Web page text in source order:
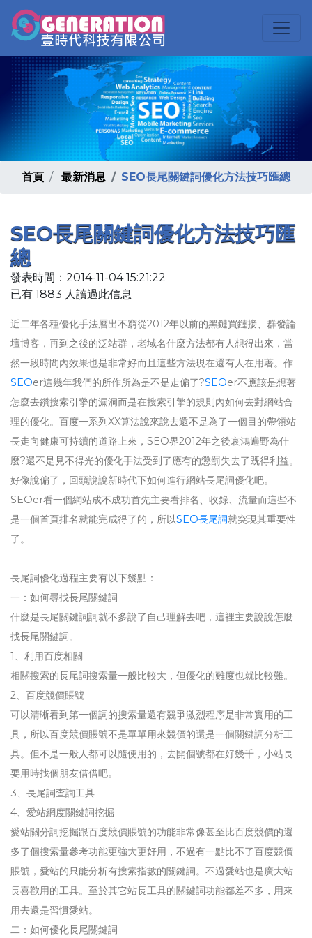
首頁 最新消息 SEO長尾關鍵詞優化方法技巧匯總
SEO長尾關鍵詞優化方法技巧匯
總
發表時間：2014-11-04 15:21:22
已有 1883 人讀過此信息
近二年各種優化手法層出不窮從2012年以前的黑鏈買鏈接、群發論
壇博客，再到之後的泛站群，老域名什麼方法都有人想得出來，當
然一段時間內效果也是非常好而且這些方法現在還有人在用著。作
SEOer這幾年我們的所作所為是不是走偏了?SEOer不應該是想著
怎麼去鑽搜索引擎的漏洞而是在搜索引擎的規則內如何去對網站合
理的優化。百度一系列XX算法說來說去還不是為了一個目的帶領站
長走向健康可持續的道路上來，SEO界2012年之後哀鴻遍野為什
麼?還不是見不得光的優化手法受到了應有的懲罰失去了既得利益。
好像說偏了，回頭說說新時代下如何進行網站長尾詞優化吧。
SEOer看一個網站成不成功首先主要看排名、收錄、流量而這些不
是一個首頁排名就能完成得了的，所以SEO長尾詞就突現其重要性
了。
長尾詞優化過程主要有以下幾點：
一：如何尋找長尾關鍵詞
什麼是長尾關鍵詞詞就不多說了自己理解去吧，這裡主要說說怎麼
找長尾關鍵詞。
1、利用百度相關
相關搜索的長尾詞搜索量一般比較大，但優化的難度也就比較難。
2、百度競價賬號
可以清晰看到第一個詞的搜索量還有競爭激烈程序是非常實用的工
具，所以百度競價賬號不是單單用來競價的還是一個關鍵詞分析工
具。但不是一般人都可以隨便用的，去開個號都在好幾千，小站長
要用時找個朋友借借吧。
3、長尾詞查詢工具
4、愛站網度關鍵詞挖掘
愛站關分詞挖掘跟百度競價賬號的功能非常像甚至比百度競價的還
多了個搜索量參考功能更強大更好用，不過有一點比不了百度競價
賬號，愛站的只能分析有搜索指數的關鍵詞。不過愛站也是廣大站
長喜歡用的工具。至於其它站長工具的關鍵詞功能都差不多，用來
用去還是習慣愛站。
二：如何優化長尾關鍵詞